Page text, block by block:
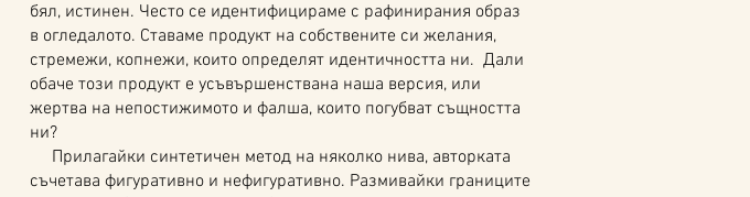
бял, истинен. Често се идентифицираме с рафинирания образ
в огледалото. Ставаме продукт на собствените си желания,
стремежи, копнежи, които определят идентичността ни. Дали
обаче този продукт е усъвършенствана наша версия, или
жертва на непостижимото и фалша, които погубват същността
ни?
Прилагайки синтетичен метод на няколко нива, авторката
съчетава фигуративно и нефигуративно. Размивайки границите